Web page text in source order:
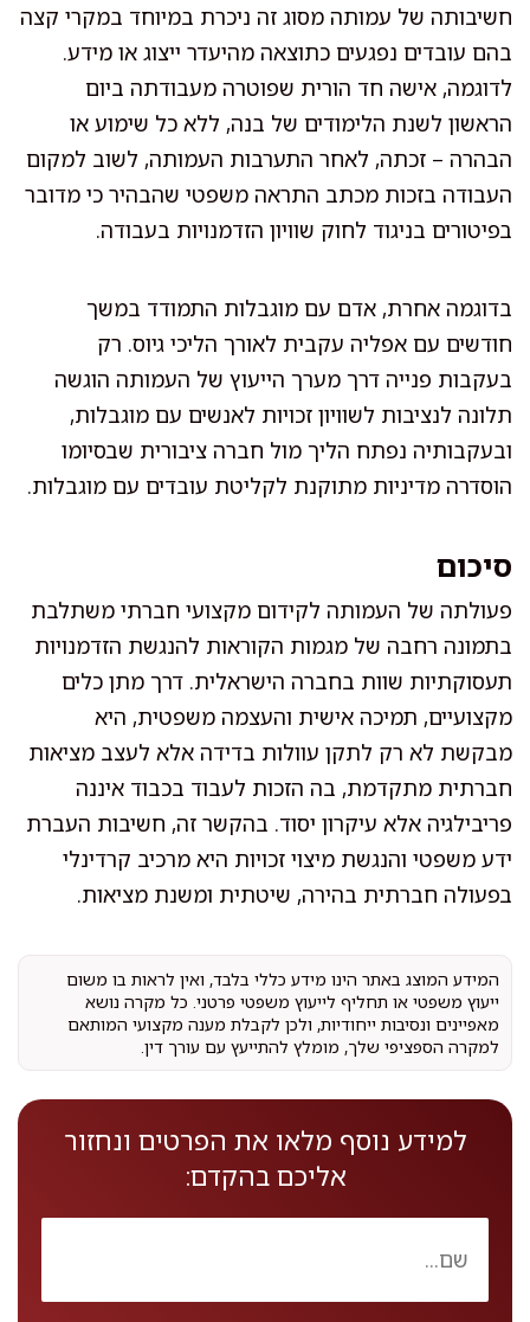
חשיבותה של עמותה מסוג זה ניכרת במיוחד במקרי קצה
בהם עובדים נפגעים כתוצאה מהיעדר ייצוג או מידע.
לדוגמה, אישה חד הורית שפוטרה מעבודתה ביום
הראשון לשנת הלימודים של בנה, ללא כל שימוע או
הבהרה – זכתה, לאחר התערבות העמותה, לשוב למקום
העבודה בזכות מכתב התראה משפטי שהבהיר כי מדובר
בפיטורים בניגוד לחוק שוויון הזדמנויות בעבודה.
בדוגמה אחרת, אדם עם מוגבלות התמודד במשך
חודשים עם אפליה עקבית לאורך הליכי גיוס. רק
בעקבות פנייה דרך מערך הייעוץ של העמותה הוגשה
תלונה לנציבות לשוויון זכויות לאנשים עם מוגבלות,
ובעקבותיה נפתח הליך מול חברה ציבורית שבסיומו
הוסדרה מדיניות מתוקנת לקליטת עובדים עם מוגבלות.
סיכום
פעולתה של העמותה לקידום מקצועי חברתי משתלבת
בתמונה רחבה של מגמות הקוראות להנגשת הזדמנויות
תעסוקתיות שוות בחברה הישראלית. דרך מתן כלים
מקצועיים, תמיכה אישית והעצמה משפטית, היא
מבקשת לא רק לתקן עוולות בדידה אלא לעצב מציאות
חברתית מתקדמת, בה הזכות לעבוד בכבוד איננה
פריבילגיה אלא עיקרון יסוד. בהקשר זה, חשיבות העברת
ידע משפטי והנגשת מיצוי זכויות היא מרכיב קרדינלי
בפעולה חברתית בהירה, שיטתית ומשנת מציאות.
המידע המוצג באתר הינו מידע כללי בלבד, ואין לראות בו משום
ייעוץ משפטי או תחליף לייעוץ משפטי פרטני. כל מקרה נושא
מאפיינים ונסיבות ייחודיות, ולכן לקבלת מענה מקצועי המותאם
למקרה הספציפי שלך, מומלץ להתייעץ עם עורך דין.
למידע נוסף מלאו את הפרטים ונחזור
אליכם בהקדם: